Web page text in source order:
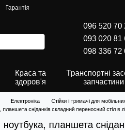
Гарантія
096 520 70
093 020 81
098 336 72
Краса та
здоров'я
Транспортні
запчастини
Електроніка
Стійки і тримачі для
сніданків складний переносний стіл в
планшета